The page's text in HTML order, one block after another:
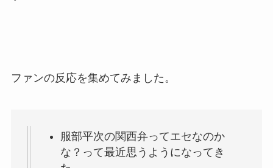
ファンの反応を集めてみました。
服部平次の関西弁ってエセなのか
な？って最近思うようになってき